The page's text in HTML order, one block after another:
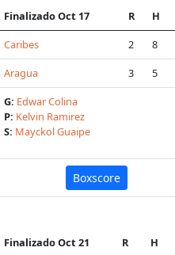
Finalizado Oct 17 R H
Caribes
2 8
Aragua
3 5
G: Edwar Colina
P: Kelvin Ramirez
S: Mayckol Guaipe
Boxscore
Finalizado Oct 21 R H